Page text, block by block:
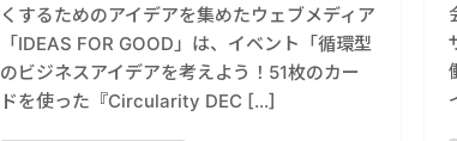
くするためのアイデアを集めたウェブメディア
「IDEAS FOR GOOD」は、イベント「循環型
のビジネスアイデアを考えよう！51枚のカー
ドを使った『Circularity DEC […]